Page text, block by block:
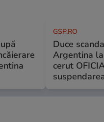
GSP.RO
Duce
Argentina
cerut